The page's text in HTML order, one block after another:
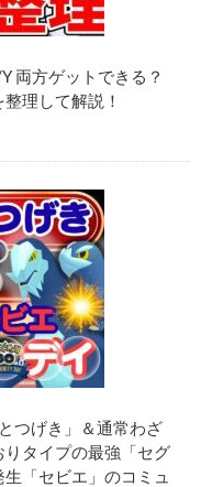
両方ゲットできる？
理して解説！
つげき」＆通常わざ
りタイプの最強「セグ
「セビエ」のコミュ